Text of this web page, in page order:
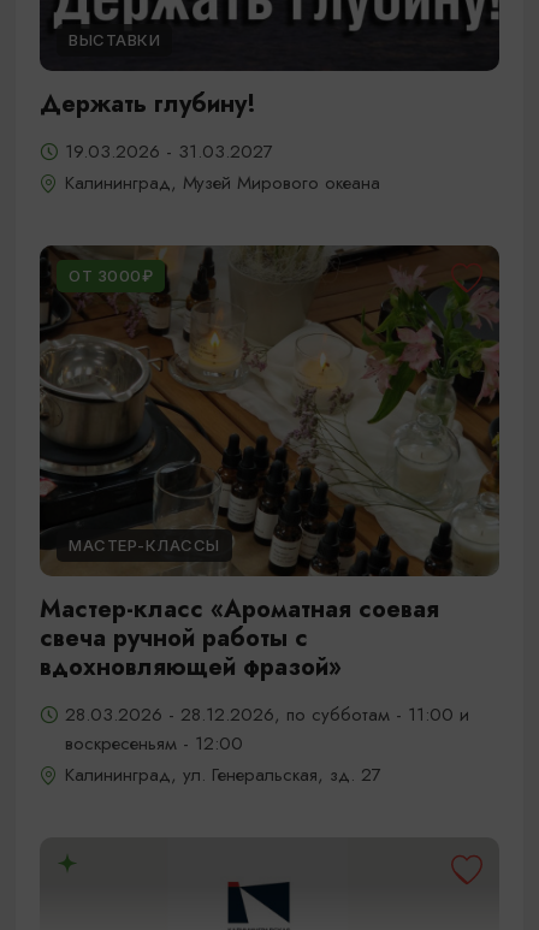
ВЫСТАВКИ
Держать глубину!
19.03.2026 - 31.03.2027
Калининград, Музей Мирового океана
ОТ 3000₽
МАСТЕР-КЛАССЫ
Мастер-класс «Ароматная соевая
свеча ручной работы с
вдохновляющей фразой»
28.03.2026 - 28.12.2026, по субботам - 11:00 и
воскресеньям - 12:00
Калининград, ул. Генеральская, зд. 27